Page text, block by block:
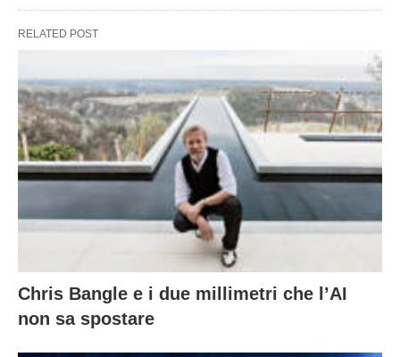
RELATED POST
Chris Bangle e i due millimetri che l’AI
non sa spostare